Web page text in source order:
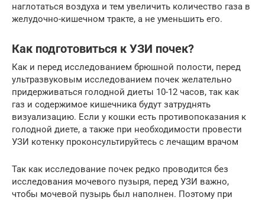
наглотаться воздуха и тем увеличить количество газа в
желудочно-кишечном тракте, а не уменьшить его.
Как подготовиться к УЗИ почек?
Как и перед исследованием брюшной полости, перед
ультразвуковым исследованием почек желательно
придерживаться голодной диеты 10-12 часов, так как
газ и содержимое кишечника будут затруднять
визуализацию. Если у кошки есть противопоказания к
голодной диете, а также при необходимости провести
УЗИ котенку проконсультируйтесь с лечащим врачом
Так как исследование почек редко проводится без
исследования мочевого пузыря, перед УЗИ важно,
чтобы мочевой пузырь был наполнен. Поэтому при